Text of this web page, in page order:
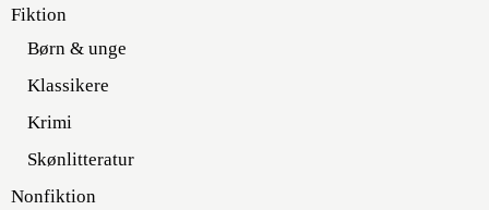
Fiktion
Børn & unge
Klassikere
Krimi
Skønlitteratur
Nonfiktion